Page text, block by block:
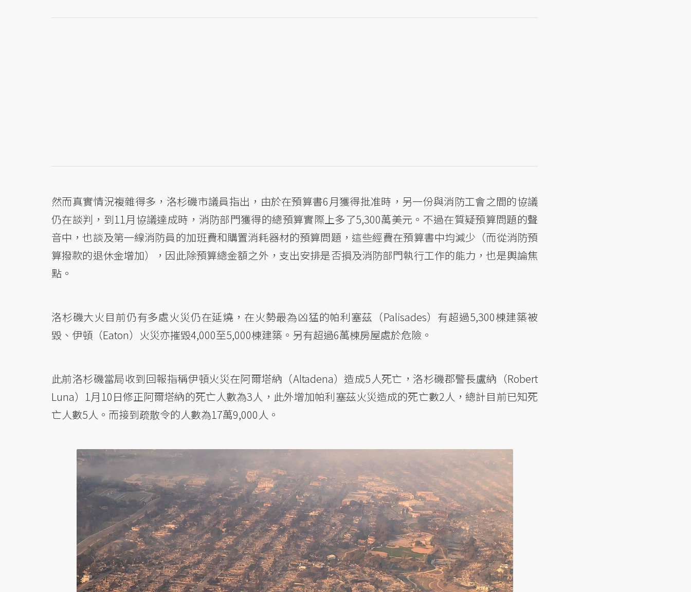
然而真實情況複雜得多，洛杉磯市議員指出，由於在預算書6月獲得批准時，另一份與消防工會之間的協議
仍在談判，到11月協議達成時，消防部門獲得的總預算實際上多了5,300萬美元。不過在質疑預算問題的聲
音中，也談及第一線消防員的加班費和購置消耗器材的預算問題，這些經費在預算書中均減少（而從消防預
算撥款的退休金增加），因此除預算總金額之外，支出安排是否損及消防部門執行工作的能力，也是輿論焦
點。
洛杉磯大火目前仍有多處火災仍在延燒，在火勢最為凶猛的帕利塞茲（Palisades）有超過5,300棟建築被
毀、伊頓（Eaton）火災亦摧毀4,000至5,000棟建築。另有超過6萬棟房屋處於危險。
此前洛杉磯當局收到回報指稱伊頓火災在阿爾塔納（Altadena）造成5人死亡，洛杉磯郡警長盧納（Robert
Luna）1月10日修正阿爾塔納的死亡人數為3人，此外增加帕利塞茲火災造成的死亡數2人，總計目前已知死
亡人數5人。而接到疏散令的人數為17萬9,000人。